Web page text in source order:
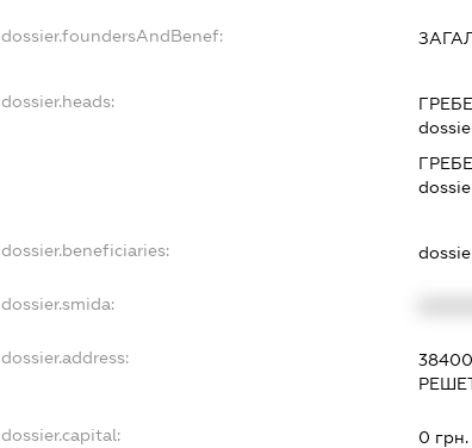
dossier.foundersAndBenef:
dossier.heads:
dossier.beneficiaries:
dossier.smida:
dossier.address:
dossier.capital: 0 грн.